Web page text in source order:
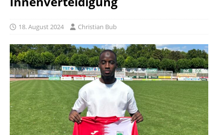
18. August 2024 Christian Bub